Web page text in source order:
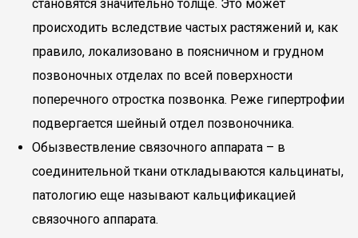
становятся значительно толще. Это может
происходить вследствие частых растяжений и, как
правило, локализовано в поясничном и грудном
позвоночных отделах по всей поверхности
поперечного отростка позвонка. Реже гипертрофии
подвергается шейный отдел позвоночника.
Обызвествление связочного аппарата – в
соединительной ткани откладываются кальцинаты,
патологию еще называют кальцификацией
связочного аппарата.